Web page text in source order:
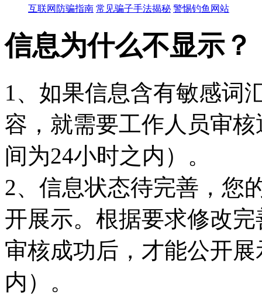
互联网防骗指南 常见骗子手法揭秘 警惕钓鱼网站
信息为什么不显示？
1、如果信息含有敏感词
容，就需要工作人员审
间为24小时之内）。
2、信息状态待完善，您
开展示。根据要求修改
审核成功后，才能公开
内）。